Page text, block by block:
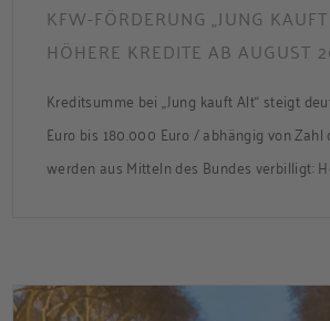
KFW-FÖRDERUNG „JUNG
HÖHERE KREDITE AB AUGUST
Kreditsumme bei „Jung kauft Alt“ steigt
Euro bis 180.000 Euro / abhängig von Zahl
werden aus Mitteln des Bundes verbilligt:
Förderzusage / Sanierung in